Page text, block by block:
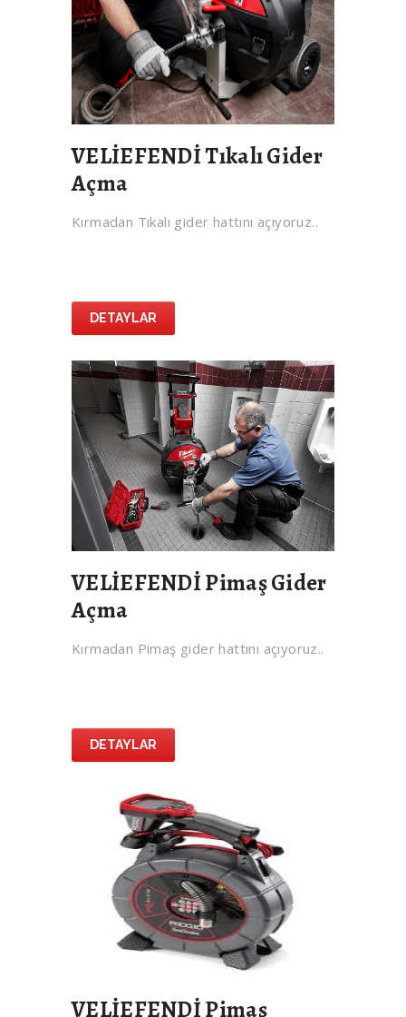
VELİEFENDİ Tıkalı Gider
Açma
Kırmadan Tıkalı gider hattını açıyoruz..
DETAYLAR
VELİEFENDİ Pimaş Gider
Açma
Kırmadan Pimaş gider hattını açıyoruz..
DETAYLAR
VELİEFENDİ Pimaş